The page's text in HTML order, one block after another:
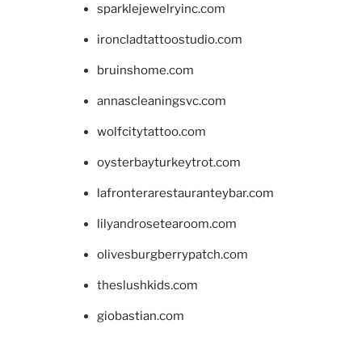
sparklejewelryinc.com
ironcladtattoostudio.com
bruinshome.com
annascleaningsvc.com
wolfcitytattoo.com
oysterbayturkeytrot.com
lafronterarestauranteybar.com
lilyandrosetearoom.com
olivesburgberrypatch.com
theslushkids.com
giobastian.com